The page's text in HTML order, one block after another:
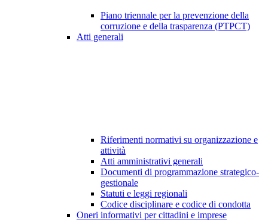
Piano triennale per la prevenzione della
corruzione e della trasparenza (PTPCT)
Atti generali
Riferimenti normativi su organizzazione e
attività
Atti amministrativi generali
Documenti di programmazione strategico-
gestionale
Statuti e leggi regionali
Codice disciplinare e codice di condotta
Oneri informativi per cittadini e imprese